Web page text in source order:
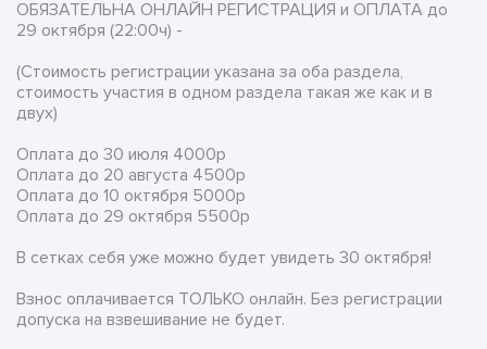
ОБЯЗАТЕЛЬНА ОНЛАЙН РЕГИСТРАЦИЯ и ОПЛАТА до
29 октября (22:00ч) -
(Стоимость регистрации указана за оба раздела,
стоимость участия в одном раздела такая же как и в
двух)
Оплата до 30 июля 4000р
Оплата до 20 августа 4500р
Оплата до 10 октября 5000р
Оплата до 29 октября 5500р
В сетках себя уже можно будет увидеть 30 октября!
Взнос оплачивается ТОЛЬКО онлайн. Без регистрации
допуска на взвешивание не будет.